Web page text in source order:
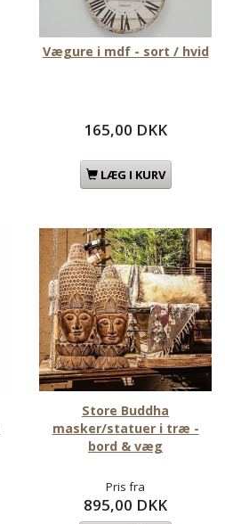
Vægure i mdf - sort / hvid
165,00 DKK
LÆG I KURV
Store Buddha
masker/statuer i træ -
bord & væg
Pris fra
895,00 DKK